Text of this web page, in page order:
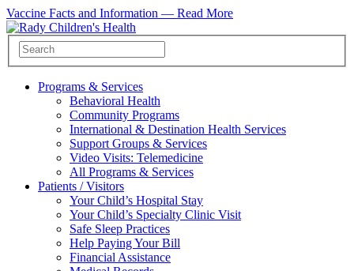
Vaccine Facts and Information — Read More
Programs & Services
Behavioral Health
Community Programs
International & Destination Health Services
Support Groups & Services
Video Visits: Telemedicine
All Programs & Services
Patients / Visitors
Your Child’s Hospital Stay
Your Child’s Specialty Clinic Visit
Safe Sleep Practices
Help Paying Your Bill
Financial Assistance